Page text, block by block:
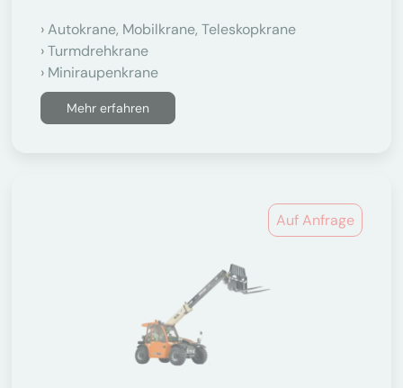
Autokrane, Mobilkrane, Teleskopkrane
Turmdrehkrane
Miniraupenkrane
Mehr erfahren
Auf Anfrage